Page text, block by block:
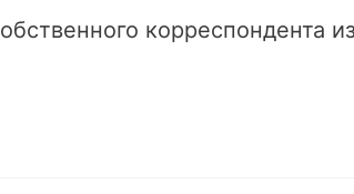
корреспондента